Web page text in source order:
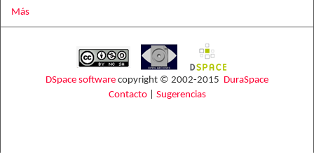
Más
DSpace software copyright © 2002-2015 DuraSpace
Contacto| Sugerencias